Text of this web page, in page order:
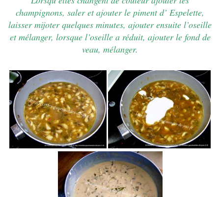
champignons, saler et ajouter le piment d’ Espelette,
laisser mijoter quelques minutes, ajouter ensuite l’oseille
et mélanger, lorsque l’oseille a réduit, ajouter le fond de
veau, mélanger.